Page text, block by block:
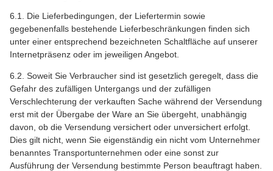
6.1. Die Lieferbedingungen, der Liefertermin sowie
gegebenenfalls bestehende Lieferbeschränkungen finden sich
unter einer entsprechend bezeichneten Schaltfläche auf unserer
Internetpräsenz oder im jeweiligen Angebot.
6.2. Soweit Sie Verbraucher sind ist gesetzlich geregelt, dass die
Gefahr des zufälligen Untergangs und der zufälligen
Verschlechterung der verkauften Sache während der Versendung
erst mit der Übergabe der Ware an Sie übergeht, unabhängig
davon, ob die Versendung versichert oder unversichert erfolgt.
Dies gilt nicht, wenn Sie eigenständig ein nicht vom Unternehmer
benanntes Transportunternehmen oder eine sonst zur
Ausführung der Versendung bestimmte Person beauftragt haben.